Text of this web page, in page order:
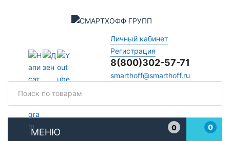
Личный кабинет
Регистрация
8(800)302-57-71
smarthoff@smarthoff.ru
МЕНЮ
0
0